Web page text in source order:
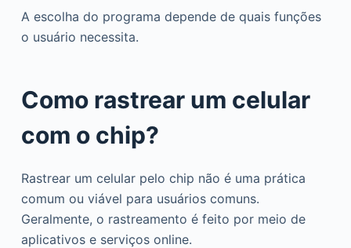
A escolha do programa depende de quais funções
o usuário necessita.
Como rastrear um celular
com o chip?
Rastrear um celular pelo chip não é uma prática
comum ou viável para usuários comuns.
Geralmente, o rastreamento é feito por meio de
aplicativos e serviços online.